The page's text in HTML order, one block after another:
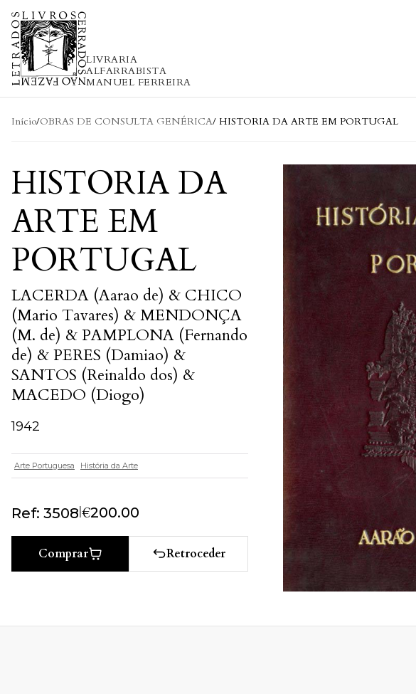
Skip to content
LIVRARIA
ALFARRABISTA
MANUEL FERREIRA
Início/OBRAS DE CONSULTA GENÉRICA/ HISTORIA DA ARTE EM PORTUGAL
HISTORIA DA
ARTE EM
PORTUGAL
LACERDA (Aarao de) & CHICO
(Mario Tavares) & MENDONÇA
(M. de) & PAMPLONA (Fernando
de) & PERES (Damiao) &
SANTOS (Reinaldo dos) &
MACEDO (Diogo)
1942
Arte Portuguesa História da Arte
Ref: 3508|€200.00
Comprar Retroceder